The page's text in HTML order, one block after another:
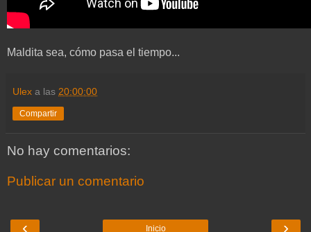
Maldita sea, cómo pasa el tiempo...
Ulex a las 20:00:00
Compartir
No hay comentarios:
Publicar un comentario
‹ ›
Inicio